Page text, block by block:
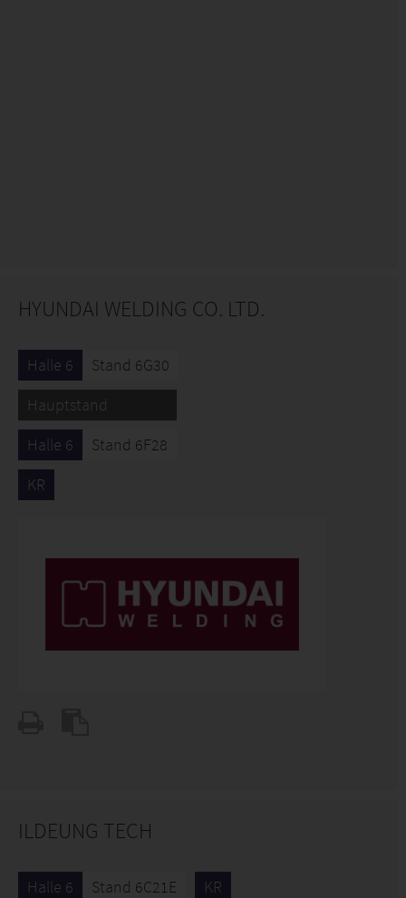
HYUNDAI WELDING CO. LTD.
Halle 6
Stand 6G30
Hauptstand
Halle 6
Stand 6F28
KR
ILDEUNG TECH
Halle 6 Stand 6C21E KR